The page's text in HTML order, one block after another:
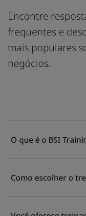
Encontre
frequentes e
mais populares
negócios.
O que é o BSI
Como escolher o